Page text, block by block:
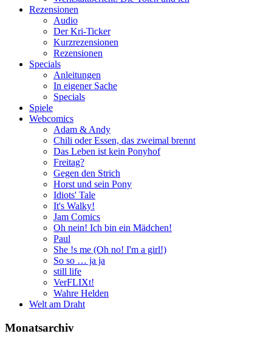
Rezensionen
Audio
Der Kri-Ticker
Kurzrezensionen
Rezensionen
Specials
Anleitungen
In eigener Sache
Specials
Spiele
Webcomics
Adam & Andy
Chili oder Essen, das zweimal brennt
Das Leben ist kein Ponyhof
Freitag?
Gegen den Strich
Horst und sein Pony
Idiots' Tale
It's Walky!
Jam Comics
Oh nein! Ich bin ein Mädchen!
Paul
She !s me (Oh no! I'm a girl!)
So so … ja ja
still life
VerFLIXt!
Wahre Helden
Welt am Draht
Monatsarchiv